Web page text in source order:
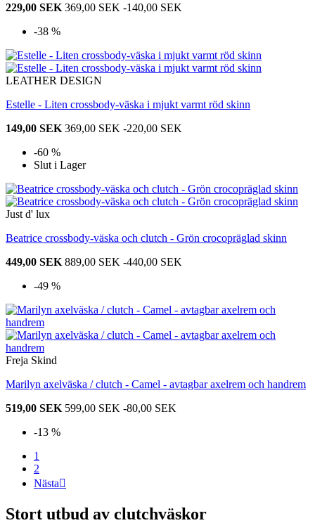
229,00 SEK 369,00 SEK -140,00 SEK
-38 %
LEATHER DESIGN
Estelle - Liten crossbody-väska i mjukt varmt röd skinn
149,00 SEK 369,00 SEK -220,00 SEK
-60 %
Slut i Lager
Just d' lux
Beatrice crossbody-väska och clutch - Grön crocopräglad skinn
449,00 SEK 889,00 SEK -440,00 SEK
-49 %
Freja Skind
Marilyn axelväska / clutch - Camel - avtagbar axelrem och handrem
519,00 SEK 599,00 SEK -80,00 SEK
-13 %
1
2
Nästa
Stort utbud av clutchväskor